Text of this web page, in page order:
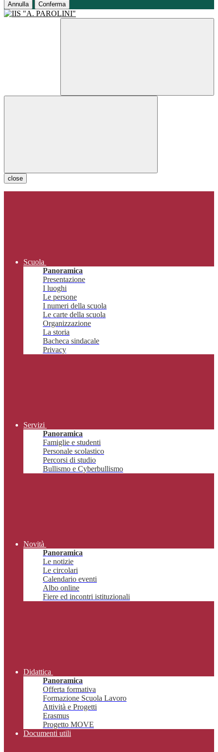
Annulla Conferma
close
Scuola
Panoramica
Presentazione
I luoghi
Le persone
I numeri della scuola
Le carte della scuola
Organizzazione
La storia
Bacheca sindacale
Privacy
Servizi
Panoramica
Famiglie e studenti
Personale scolastico
Percorsi di studio
Bullismo e Cyberbullismo
Novità
Panoramica
Le notizie
Le circolari
Calendario eventi
Albo online
Fiere ed incontri istituzionali
Didattica
Panoramica
Offerta formativa
Formazione Scuola Lavoro
Attività e Progetti
Erasmus
Progetto MOVE
Documenti utili